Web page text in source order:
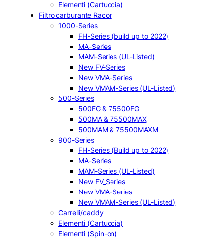
Elementi (Cartuccia)
Filtro carburante Racor
1000-Series
FH-Series (build up to 2022)
MA-Series
MAM-Series (UL-Listed)
New FV-Series
New VMA-Series
New VMAM-Series (UL-Listed)
500-Series
500FG & 75500FG
500MA & 75500MAX
500MAM & 75500MAXM
900-Series
FH-Series (Build up to 2022)
MA-Series
MAM-Series (UL-Listed)
New FV_Series
New VMA-Series
New VMAM-Series (UL-Listed)
Carrelli/caddy
Elementi (Cartuccia)
Elementi (Spin-on)